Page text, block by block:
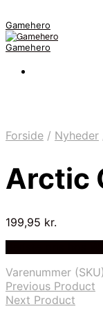
Gamehero
Gamehero
Forside / Nyheder
Arctic
199,95 kr.
Varenummer
Previous Product
Next Product